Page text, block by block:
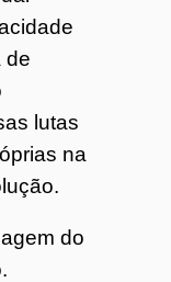
de
lutas
na
do